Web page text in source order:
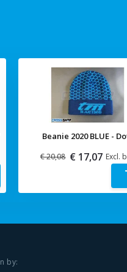
Beanie 2020 BLUE -
€ 20,08 € 17,07 Excl.